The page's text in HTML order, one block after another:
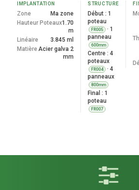
par 4 trous
dans le
muret
Française
par 2
EN001
IMPLANTATION
Zone
Ma zone
Hauteur Poteaux1.70
m
Linéaire
3.845 ml
Matière Acier galva 2
mm
STRUCTURE
Début : 1
poteau
FR005
· 1
panneau
600mm
Centre : 4
poteaux
FR004
· 4
panneaux
800mm
Final : 1
poteau
FR007